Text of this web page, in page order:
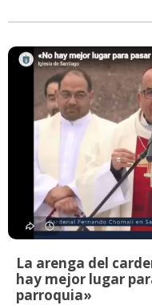
La arenga del
hay mejor lugar
parroquia»